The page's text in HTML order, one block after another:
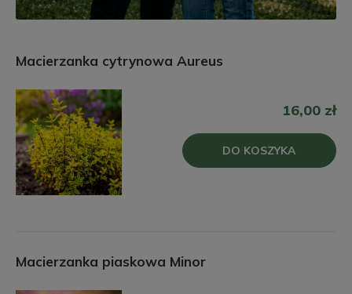
Macierzanka cytrynowa Aureus
16,00 zł
DO KOSZYKA
Macierzanka piaskowa Minor